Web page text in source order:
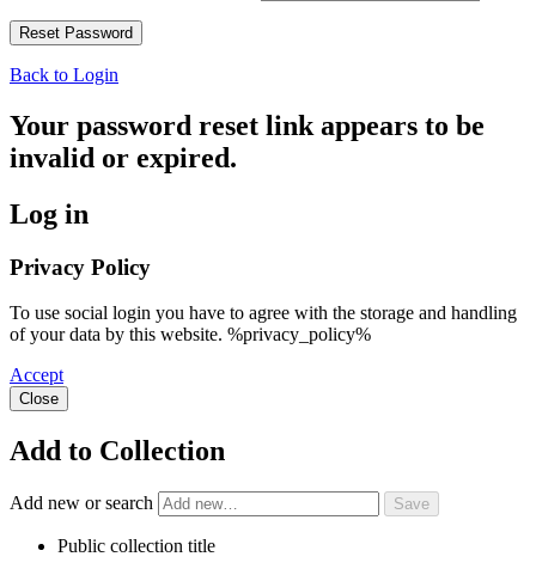
Back to Login
Your password reset link appears to be
invalid or expired.
Log in
Privacy Policy
To use social login you have to agree with the storage and handling
of your data by this website. %privacy_policy%
Accept
Close
Add to Collection
Add new or search
Public collection title